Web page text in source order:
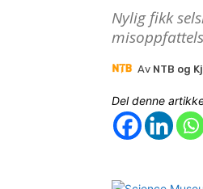
Nylig fikk
Av NTB og
Del denne